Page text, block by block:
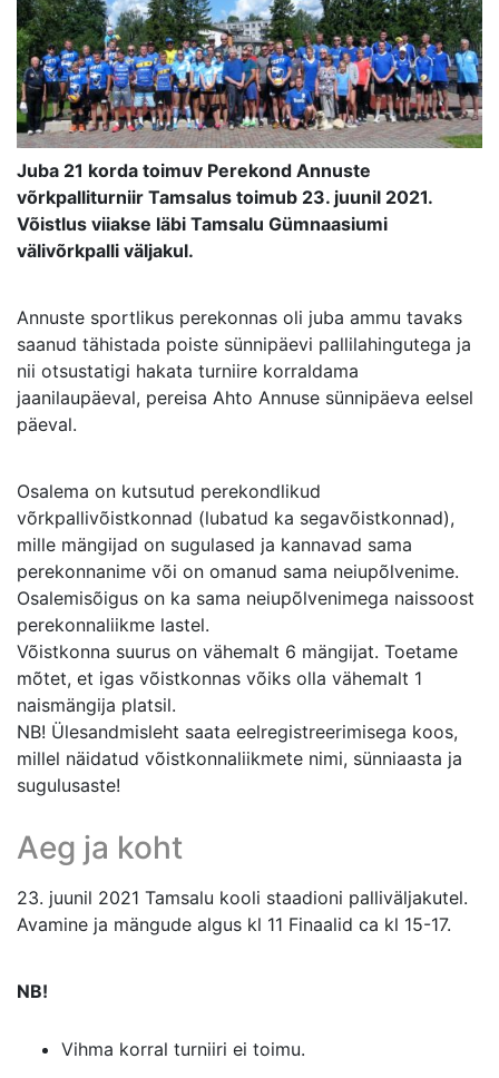
Juba 21 korda toimuv Perekond Annuste
võrkpalliturniir Tamsalus toimub 23. juunil 2021.
Võistlus viiakse läbi Tamsalu Gümnaasiumi
välivõrkpalli väljakul.
Annuste sportlikus perekonnas oli juba ammu tavaks
saanud tähistada poiste sünnipäevi pallilahingutega ja
nii otsustatigi hakata turniire korraldama
jaanilaupäeval, pereisa Ahto Annuse sünnipäeva eelsel
päeval.
Osalema on kutsutud perekondlikud
võrkpallivõistkonnad (lubatud ka segavõistkonnad),
mille mängijad on sugulased ja kannavad sama
perekonnanime või on omanud sama neiupõlvenime.
Osalemisõigus on ka sama neiupõlvenimega naissoost
perekonnaliikme lastel.
Võistkonna suurus on vähemalt 6 mängijat. Toetame
mõtet, et igas võistkonnas võiks olla vähemalt 1
naismängija platsil.
NB! Ülesandmisleht saata eelregistreerimisega koos,
millel näidatud võistkonnaliikmete nimi, sünniaasta ja
sugulusaste!
Aeg ja koht
23. juunil 2021 Tamsalu kooli staadioni palliväljakutel.
Avamine ja mängude algus kl 11 Finaalid ca kl 15-17.
NB!
Vihma korral turniiri ei toimu.